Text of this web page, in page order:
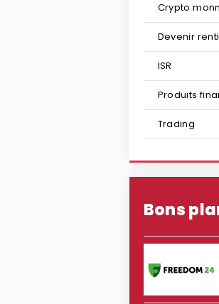
Crypto
Devenir
ISR
Produits
Trading
Bons